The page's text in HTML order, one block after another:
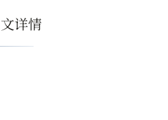
详情